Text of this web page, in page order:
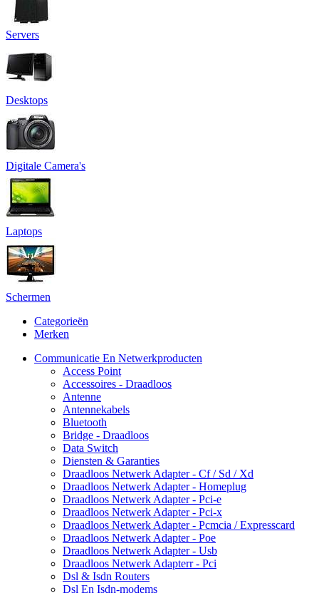
Servers
Desktops
Digitale Camera's
Laptops
Schermen
Categorieën
Merken
Communicatie En Netwerkproducten
Access Point
Accessoires - Draadloos
Antenne
Antennekabels
Bluetooth
Bridge - Draadloos
Data Switch
Diensten & Garanties
Draadloos Netwerk Adapter - Cf / Sd / Xd
Draadloos Netwerk Adapter - Homeplug
Draadloos Netwerk Adapter - Pci-e
Draadloos Netwerk Adapter - Pci-x
Draadloos Netwerk Adapter - Pcmcia / Expresscard
Draadloos Netwerk Adapter - Poe
Draadloos Netwerk Adapter - Usb
Draadloos Netwerk Adapterr - Pci
Dsl & Isdn Routers
Dsl En Isdn-modems